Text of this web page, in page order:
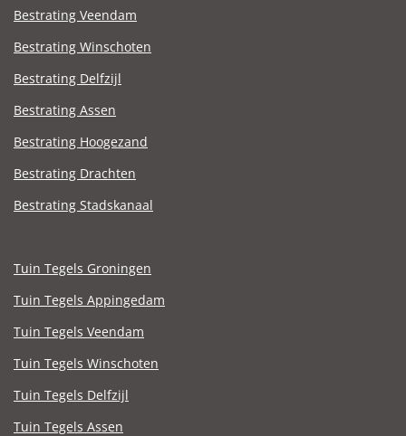
Bestrating Veendam
Bestrating Winschoten
Bestrating Delfzijl
Bestrating Assen
Bestrating Hoogezand
Bestrating Drachten
Bestrating Stadskanaal
Tuin Tegels Groningen
Tuin Tegels Appingedam
Tuin Tegels Veendam
Tuin Tegels Winschoten
Tuin Tegels Delfzijl
Tuin Tegels Assen